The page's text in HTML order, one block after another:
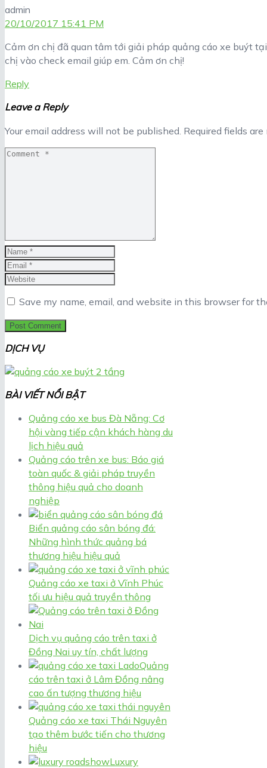
admin
20/10/2017 15:41 PM
Cảm ơn chị đã quan tâm tới giải pháp quảng cáo xe buýt
chị vào check email giúp em. Cảm ơn chị!
Reply
Leave a Reply
Your email address will not be published. Required fields
Save my name, email, and website in this browser for
DỊCH VỤ
BÀI VIẾT NỔI BẬT
Quảng cáo xe bus Đà Nẵng: Cơ
hội vàng tiếp cận khách hàng du
lịch hiệu quả
Quảng cáo trên xe bus: Báo giá
toàn quốc & giải pháp truyền
thông hiệu quả cho doanh
nghiệp
Biển quảng cáo sân bóng đá:
Những hình thức quảng bá
thương hiệu hiệu quả
Quảng cáo xe taxi ở Vĩnh Phúc
tối ưu hiệu quả truyền thông
Dịch vụ quảng cáo trên taxi ở
Đồng Nai uy tín, chất lượng
Quảng
cáo trên taxi ở Lâm Đồng nâng
cao ấn tượng thương hiệu
Quảng cáo xe taxi Thái Nguyên
tạo thêm bước tiến cho thương
hiệu
Luxury